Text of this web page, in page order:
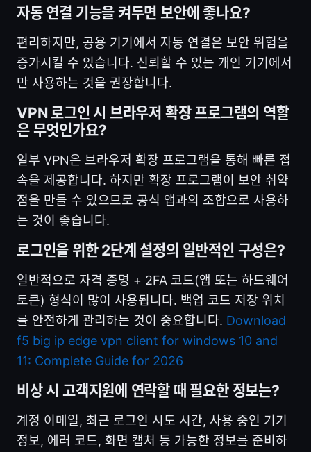
자동 연결 기능을 켜두면 보안에 좋나요?
편리하지만, 공용 기기에서 자동 연결은 보안 위험을
증가시킬 수 있습니다. 신뢰할 수 있는 개인 기기에서
만 사용하는 것을 권장합니다.
VPN 로그인 시 브라우저 확장 프로그램의 역할
은 무엇인가요?
일부 VPN은 브라우저 확장 프로그램을 통해 빠른 접
속을 제공합니다. 하지만 확장 프로그램이 보안 취약
점을 만들 수 있으므로 공식 앱과의 조합으로 사용하
는 것이 좋습니다.
로그인을 위한 2단계 설정의 일반적인 구성은?
일반적으로 자격 증명 + 2FA 코드(앱 또는 하드웨어
토큰) 형식이 많이 사용됩니다. 백업 코드 저장 위치
를 안전하게 관리하는 것이 중요합니다. Download
f5 big ip edge vpn client for windows 10 and
11: Complete Guide for 2026
비상 시 고객지원에 연락할 때 필요한 정보는?
계정 이메일, 최근 로그인 시도 시간, 사용 중인 기기
정보, 에러 코드, 화면 캡처 등 가능한 정보를 준비하